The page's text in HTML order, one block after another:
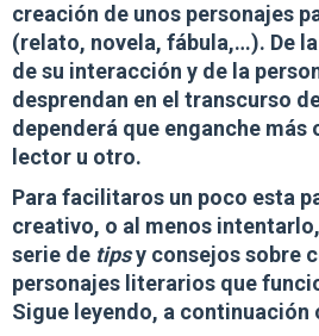
creación de unos personajes
(relato, novela, fábula,…). De
de su interacción y de la
desprendan en el transcurso
dependerá que enganche más
lector u otro.
Para facilitaros un poco esta
creativo, o al menos
serie de tipsy consejos sobre
personajes literarios que
Sigue leyendo, a continuación